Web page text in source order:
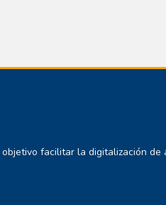
facilitar la digitalización